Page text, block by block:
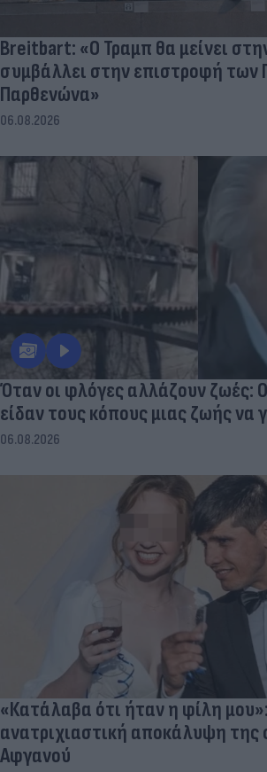
Breitbart: «Ο Τραμπ θα μείνει
συμβάλλει στην επιστροφή των
Παρθενώνα»
06.08.2026
Όταν οι φλόγες αλλάζουν ζωές:
είδαν τους κόπους μιας ζωής να
06.08.2026
«Κατάλαβα ότι ήταν η φίλη
ανατριχιαστική αποκάλυψη της
Αφγανού